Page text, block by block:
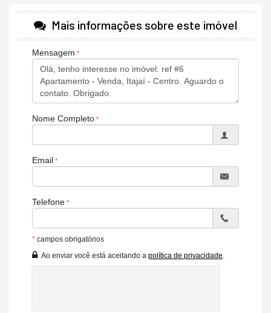
Playground
Brinquedoteca
Elevador
Mais informações sobre este imóvel
Mensagem
Nome Completo
Email
Telefone
* campos obrigatórios
Ao enviar você está aceitando a política de privacidade